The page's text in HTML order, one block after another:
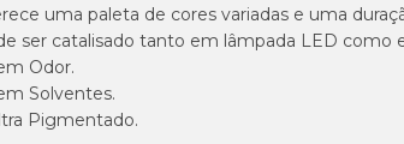
uma paleta de cores variadas e uma
ser catalisado tanto em lâmpada LED como
Odor.
Solventes.
Pigmentado.